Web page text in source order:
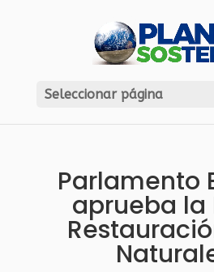
Seleccionar página
Parlamento
aprueba la